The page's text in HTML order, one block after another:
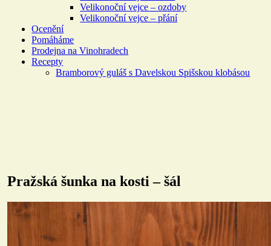
Velikonoční vejce – ozdoby
Velikonoční vejce – přání
Ocenění
Pomáháme
Prodejna na Vinohradech
Recepty
Bramborový guláš s Davelskou Spišskou klobásou
Pražská šunka na kosti – šál